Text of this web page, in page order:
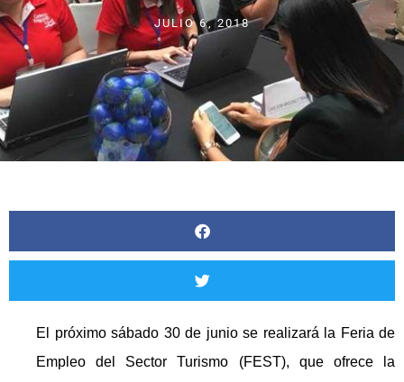
JULIO 6, 2018
El próximo sábado 30 de junio se realizará la Feria de
Empleo del Sector Turismo (FEST), que ofrece la